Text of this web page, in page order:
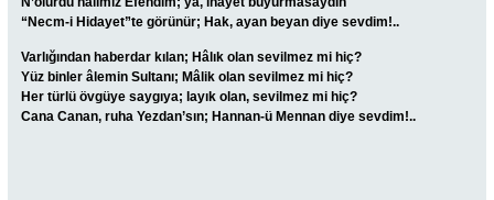
“Necm-i Hidayet”te görünür; Hak, ayan beyan diye sevdim!..
Varlığından haberdar kılan; Hâlık olan sevilmez mi hiç?
Yüz binler âlemin Sultanı; Mâlik olan sevilmez mi hiç?
Her türlü övgüye saygıya; layık olan, sevilmez mi hiç?
Cana Canan, ruha Yezdan’sın; Hannan-ü Mennan diye sevdim!..